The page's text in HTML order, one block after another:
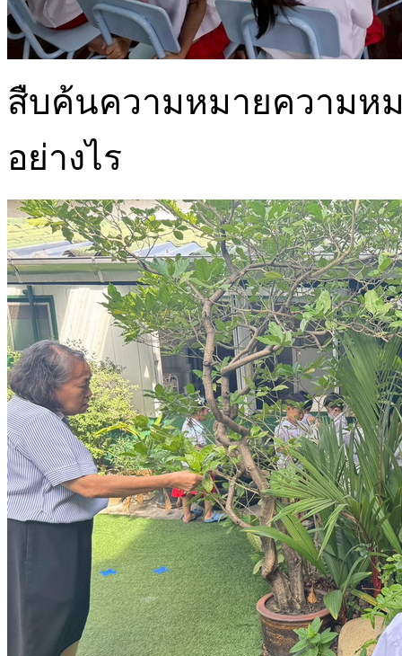
สืบค้นความหมายความห
อย่างไร